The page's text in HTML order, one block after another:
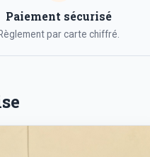
Paiement sécurisé
Règlement par carte chiffré.